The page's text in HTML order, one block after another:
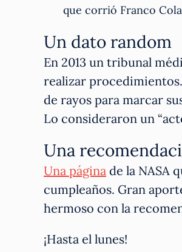
que corrió Franco
Un dato random
En 2013 un tribunal
realizar
de rayos para marcar
Lo consideraron un
Una
Una página de la NASA
cumpleaños. Gran
hermoso con la
¡Hasta el lunes!